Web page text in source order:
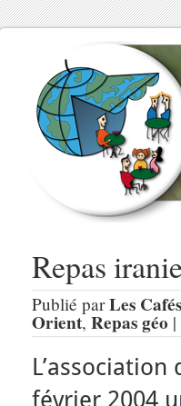
Repas
Publié parLes
Orient, Repas géo |
février 2004